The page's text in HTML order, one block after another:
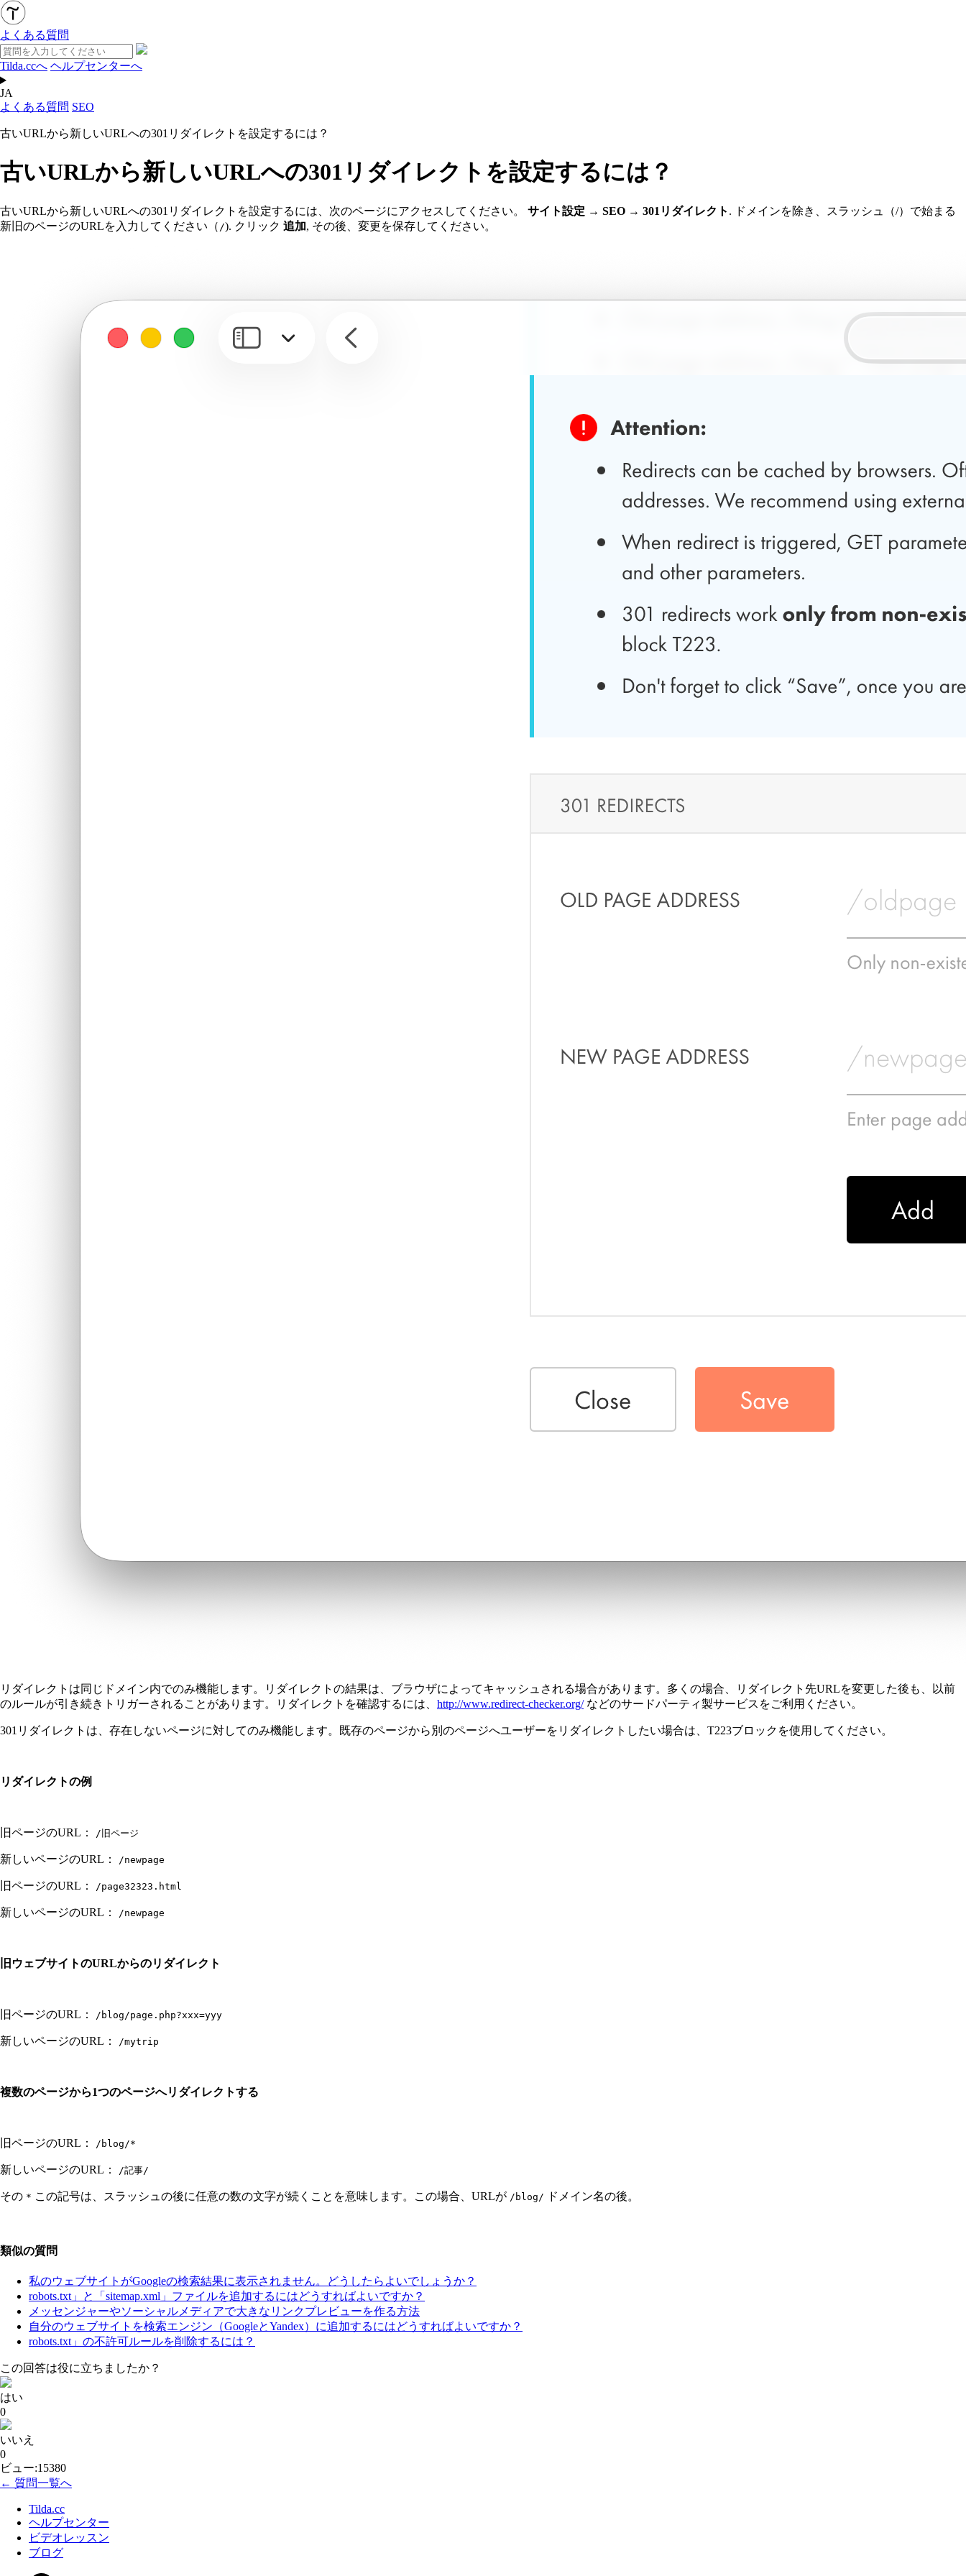
よくある質問
Tilda.ccへ ヘルプセンターへ
JA
よくある質問 SEO
古いURLから新しいURLへの301リダイレクトを設定するには？
古いURLから新しいURLへの301リダイレクトを設定するには？
古いURLから新しいURLへの301リダイレクトを設定するには、次のページにアクセスしてください。 サイト設定 → SEO → 301リダイレクト . ドメインを除き、スラッシュ（/）で始まる
新旧のページのURLを入力してください（ /). クリック 追加, その後、変更を保存してください。
リダイレクトは同じドメイン内でのみ機能します。リダイレクトの結果は、ブラウザによってキャッシュされる場合があります。多くの場合、リダイレクト先URLを変更した後も、以前
のルールが引き続きトリガーされることがあります。リダイレクトを確認するには、 http://www.redirect-checker.org/などのサードパーティ製サービスをご利用ください。
301リダイレクトは、存在しないページに対してのみ機能します。既存のページから別のページへユーザーをリダイレクトしたい場合は、T223ブロックを使用してください。
リダイレクトの例
旧ページのURL： /旧ページ
新しいページのURL： /newpage
旧ページのURL： /page32323.html
新しいページのURL： /newpage
旧ウェブサイトのURLからのリダイレクト
旧ページのURL： /blog/page.php?xxx=yyy
新しいページのURL： /mytrip
複数のページから1つのページへリダイレクトする
旧ページのURL： /blog/*
新しいページのURL： /記事/
その * この記号は、スラッシュの後に任意の数の文字が続くことを意味します。この場合、URLが /blog/ ドメイン名の後。
類似の質問
私のウェブサイトがGoogleの検索結果に表示されません。どうしたらよいでしょうか？
robots.txt」と「sitemap.xml」ファイルを追加するにはどうすればよいですか？
メッセンジャーやソーシャルメディアで大きなリンクプレビューを作る方法
自分のウェブサイトを検索エンジン（GoogleとYandex）に追加するにはどうすればよいですか？
robots.txt」の不許可ルールを削除するには？
この回答は役に立ちましたか？
はい
0
いいえ
0
ビュー:15380
← 質問一覧へ
Tilda.cc
ヘルプセンター
ビデオレッスン
ブログ